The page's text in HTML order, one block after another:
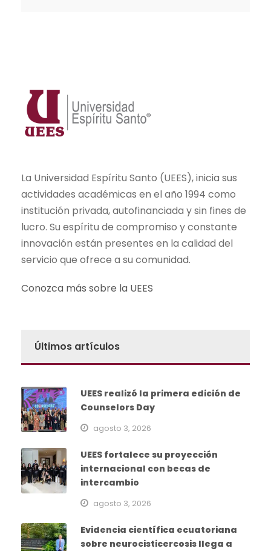
La Universidad Espíritu Santo (UEES), inicia sus
actividades académicas en el año 1994 como
institución privada, autofinanciada y sin fines de
lucro. Su espíritu de compromiso y constante
innovación están presentes en la calidad del
servicio que ofrece a su comunidad.
Conozca más sobre la UEES
Últimos artículos
UEES realizó la primera edición de
Counselors Day
agosto 3, 2026
UEES fortalece su proyección
internacional con becas de
intercambio
agosto 3, 2026
Evidencia científica ecuatoriana
sobre neurocisticercosis llega a